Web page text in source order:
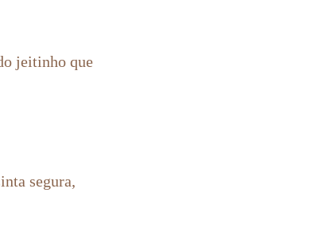
jeitinho que
segura,